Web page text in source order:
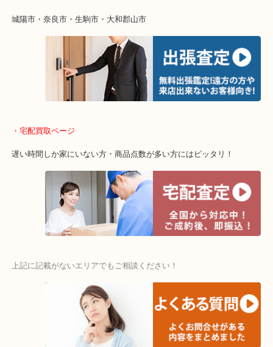
値段つくものがわからないから何を持っていけばわからない…
当店ではそういったお困りの方からのご依頼も大歓迎です。
・出張買取エリア
木津川市・精華町・京田辺市・井手町
・宅配買取ページ
遅い時間しか家にいない方・商品点数が多い方にはピッタリ！